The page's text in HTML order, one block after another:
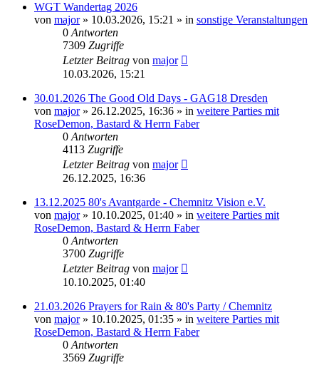
WGT Wandertag 2026
von major» 10.03.2026, 15:21 » in sonstige Veranstaltungen
0Antworten
7309 Zugriffe
Letzter Beitrag von major
10.03.2026, 15:21
30.01.2026 The Good Old Days - GAG18 Dresden
von major» 26.12.2025, 16:36 » in weitere Parties mit
RoseDemon, Bastard & Herrn Faber
0Antworten
4113 Zugriffe
Letzter Beitrag von major
26.12.2025, 16:36
13.12.2025 80's Avantgarde - Chemnitz Vision e.V.
von major» 10.10.2025, 01:40 » in weitere Parties mit
RoseDemon, Bastard & Herrn Faber
0Antworten
3700 Zugriffe
Letzter Beitrag von major
10.10.2025, 01:40
21.03.2026 Prayers for Rain & 80's Party / Chemnitz
von major» 10.10.2025, 01:35 » in weitere Parties mit
RoseDemon, Bastard & Herrn Faber
0Antworten
3569 Zugriffe